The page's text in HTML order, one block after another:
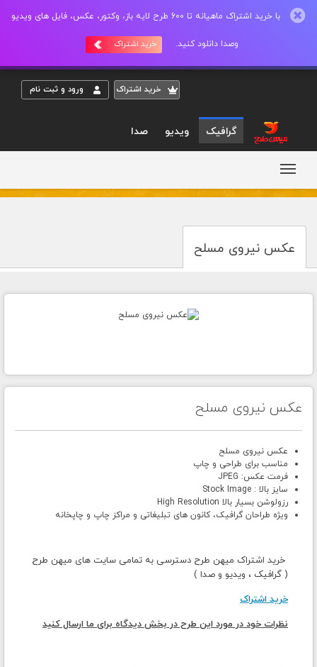
با خرید اشتراک ماهیانه تا 600 طرح لایه باز، وکتور، عکس، فایل های ویدیو
وصدا دانلود کنید. خرید اشتراک
خريد اشتراک ورود و ثبت نام
گرافیک ویدیو صدا
عکس نیروی مسلح
عکس نیروی مسلح
عکس نیروی مسلح
مناسب برای طراحی و چاپ
فرمت عکس: JPEG
سایز بالا : Stock Image
رزولوشن بسیار بالا High Resolution
ویژه طراحان گرافیک، کانون های تبلیغاتی و مراکز چاپ و چاپخانه
خرید اشتراک میهن طرح دسترسی به تمامی سایت های میهن طرح
( گرافیک ، ویدیو و صدا )
خرید اشتراک
نظرات خود در مورد این طرح در بخش دیدگاه برای ما ارسال کنید